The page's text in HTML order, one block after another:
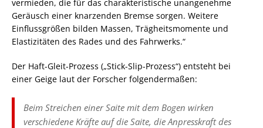
vermieden, die für das charakteristische unangenehme
Geräusch einer knarzenden Bremse sorgen. Weitere
Einflussgrößen bilden Massen, Trägheitsmomente und
Elastizitäten des Rades und des Fahrwerks.“
Der Haft-Gleit-Prozess („Stick-Slip-Prozess“) entsteht bei
einer Geige laut der Forscher folgendermaßen:
Beim Streichen einer Saite mit dem Bogen wirken
verschiedene Kräfte auf die Saite, die Anpresskraft des